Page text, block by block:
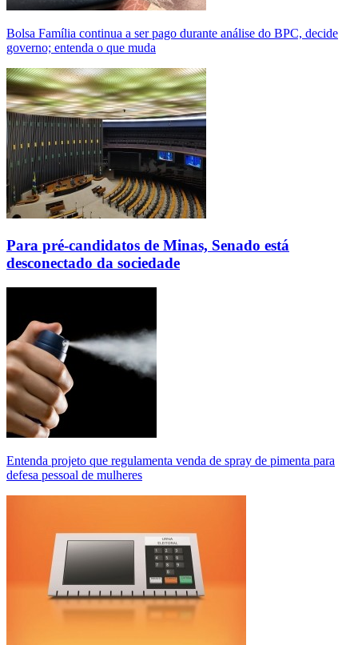
Bolsa Família continua a ser pago durante análise do BPC, decide
governo; entenda o que muda
Para pré-candidatos de Minas, Senado está
desconectado da sociedade
Entenda projeto que regulamenta venda de spray de pimenta para
defesa pessoal de mulheres